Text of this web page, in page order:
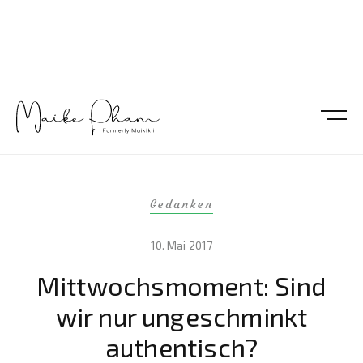
Gedanken
10. Mai 2017
Mittwochsmoment: Sind
wir nur ungeschminkt
authentisch?